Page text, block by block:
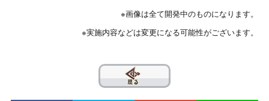
※画像は全て開発中のものになります。
※実施内容などは変更になる可能性がございます。